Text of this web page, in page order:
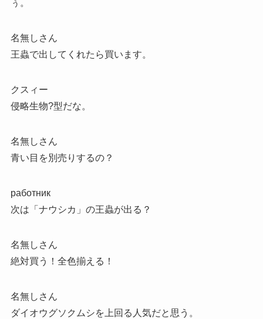
ぅ。
名無しさん
王蟲で出してくれたら買います。
クスィー
侵略生物?型だな。
名無しさん
青い目を別売りするの？
работник
次は「ナウシカ」の王蟲が出る？
名無しさん
絶対買う！全色揃える！
名無しさん
ダイオウグソクムシを上回る人気だと思う。